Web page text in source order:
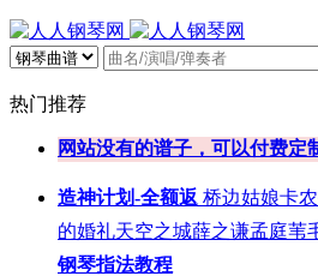
热门推荐
网站没有的谱子，可以付费定
造神计划-全额返 桥边姑娘卡农
的婚礼天空之城薛之谦孟庭苇
钢琴指法教程